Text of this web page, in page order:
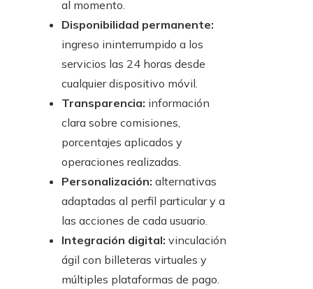
al momento.
Disponibilidad permanente:
ingreso ininterrumpido a los
servicios las 24 horas desde
cualquier dispositivo móvil.
Transparencia: información
clara sobre comisiones,
porcentajes aplicados y
operaciones realizadas.
Personalización: alternativas
adaptadas al perfil particular y a
las acciones de cada usuario.
Integración digital: vinculación
ágil con billeteras virtuales y
múltiples plataformas de pago.